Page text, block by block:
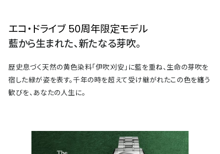
エコ・ドライブ 50周年限定モデル
藍から生まれた、新たなる芽吹。
歴史息づく天然の黄色染料「伊吹刈安」に藍を重ね、生命の芽吹を
宿した緑が姿を表す。千年の時を超えて受け継がれたこの色を纏う
歓びを、あなたの人生に。